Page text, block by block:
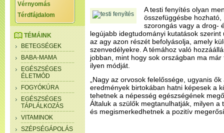
Vérnyomás
Térdfájdalom
TÉMÁINK
BETEGSÉGEK
BABA-MAMA
EGÉSZSÉGES
ÉLETMÓD
FOGYÓKÚRA
EGÉSZSÉGES
TÁPLÁLKOZÁS
VITAMINOK
SZÉPSÉGÁPOLÁS
A testi fenyítés olyan
összefüggésbe
szorongás vagy a drog-
legújabb idegtudományi kutatások
az agy azon részét befolyásolja, amely
szenvedélyekre. A témához való
jobban, mint hogy sok országban ma
ilyen módját.
„Nagy az orvosok felelőssége, ugyanis
eredmények birtokában hatni képesek a
tehetnek a népesség egészségének
Általuk a szülők megtanulhatják, milyen a
és megismerkedhetnek a pozitív